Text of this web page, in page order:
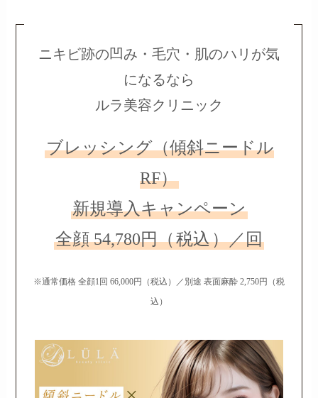
ニキビ跡の凹み・毛穴・肌のハリが気
になるなら
ルラ美容クリニック
ブレッシング（傾斜ニードル
RF）
新規導入キャンペーン
全顔 54,780円（税込）／回
※通常価格 全顔1回 66,000円（税込）／別途 表面麻酔 2,750円（税
込）